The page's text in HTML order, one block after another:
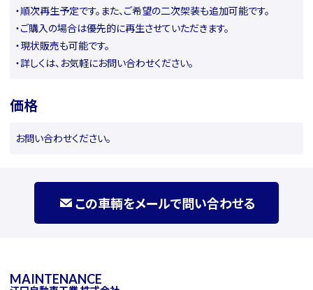
・順次再生予定です。また、ご希望の二次架装も追加可能です。
・ご購入の場合は優先的に再生させていただきます。
・現状販売も可能です。
・詳しくは、お気軽にお問い合わせください。
価格
お問い合わせください。
この車輌をメールで問い合わせる
MAINTENANCE